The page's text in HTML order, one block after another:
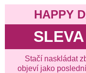
HAPPY
Stačí naskládat
objeví jako